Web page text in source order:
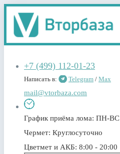
+7 (499) 112-01-23
Написать в: Telegram / Max
mail@vtorbaza.com
График приёма лома: ПН-ВС
Чермет: Круглосуточно
Цветмет и АКБ: 8:00 - 20:00